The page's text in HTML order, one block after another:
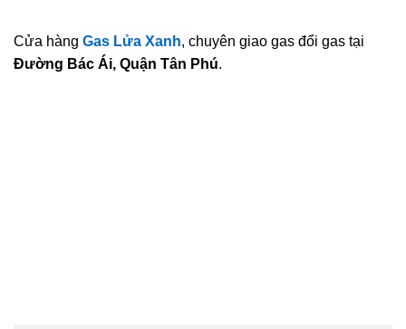
Cửa hàng Gas Lửa Xanh, chuyên giao gas đổi gas tại
Đường Bác Ái, Quận Tân Phú.